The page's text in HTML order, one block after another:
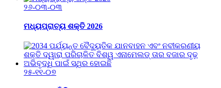
୨୬-୦୩-୦୩
ମଧ୍ୟପ୍ରାଚ୍ୟ ଶକ୍ତି 2026
୨୫-୧୧-୦୭